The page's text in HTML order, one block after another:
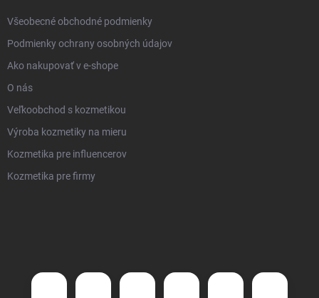
Všeobecné obchodné podmienky
Podmienky ochrany osobných údajov
Ako nakupovať v e-shope
O nás
Veľkoobchod s kozmetikou
Výroba kozmetiky na mieru
Kozmetika pre influencerov
Kozmetika pre firmy